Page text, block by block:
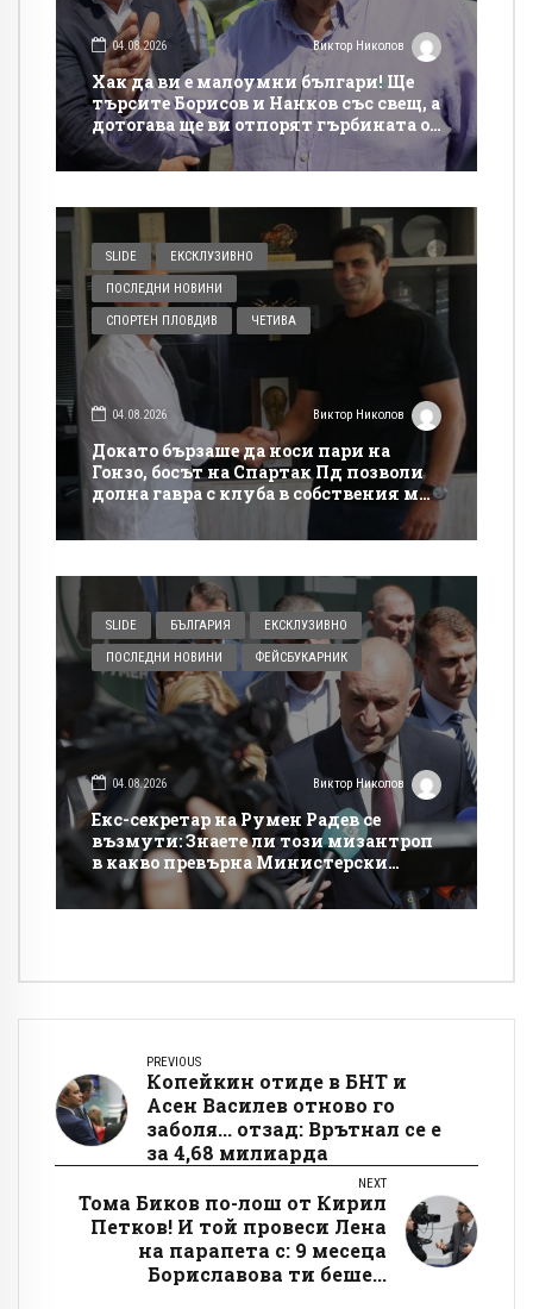
04.08.2026 Виктор Николов
Хак да ви е малоумни българи! Ще
търсите Борисов и Нанков със свещ, а
дотогава ще ви отпорят гърбината от
такси на магистралите
SLIDE ЕКСКЛУЗИВНО
ПОСЛЕДНИ НОВИНИ
СПОРТЕН ПЛОВДИВ ЧЕТИВА
04.08.2026 Виктор Николов
Докато бързаше да носи пари на
Гонзо, босът на Спартак Пд позволи
долна гавра с клуба в собствения му
сайт
SLIDE БЪЛГАРИЯ ЕКСКЛУЗИВНО
ПОСЛЕДНИ НОВИНИ ФЕЙСБУКАРНИК
04.08.2026 Виктор Николов
Екс-секретар на Румен Радев се
възмути: Знаете ли този мизантроп
в какво превърна Министерски
съвет!?
PREVIOUS
Копейкин отиде в БНТ и
Асен Василев отново го
заболя... отзад: Врътнал се е
за 4,68 милиарда
NEXT
Тома Биков по-лош от Кирил
Петков! И той провеси Лена
на парапета с: 9 месеца
Бориславова ти беше...